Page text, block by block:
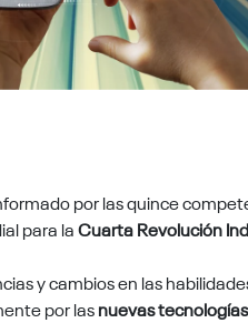
por las quince
para laCuarta Revolución
y cambios en las
por lasnuevas tecnologías